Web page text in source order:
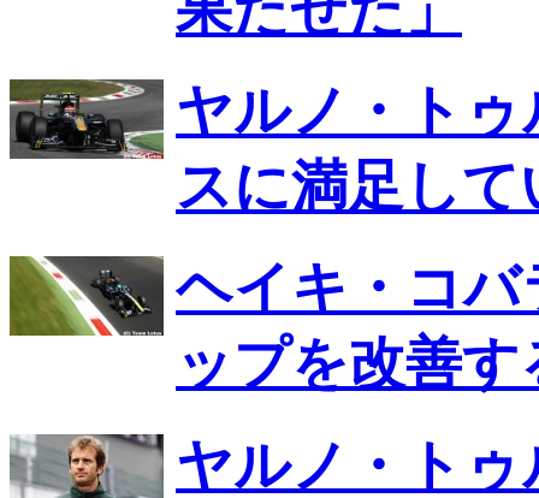
ヤルノ・ト
スに満足して
ヘイキ・コ
ップを改善
ヤルノ・ト